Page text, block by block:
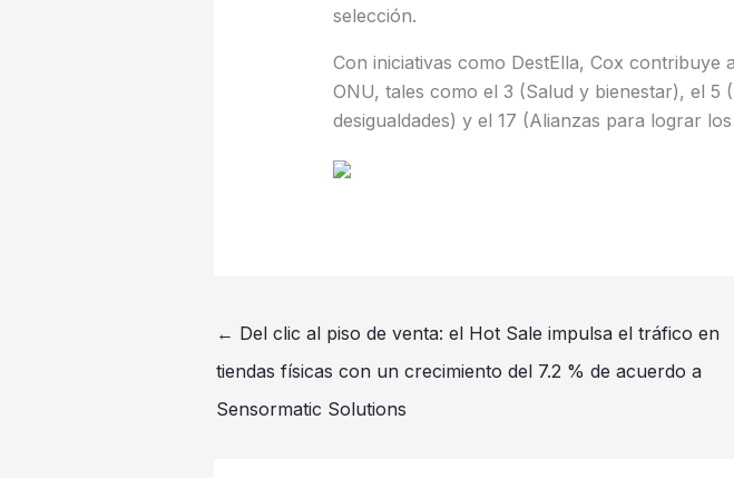
selección.
Con iniciativas como DestElla, Cox contribuye
ONU, tales como el 3 (Salud y bienestar), el 5
desigualdades) y el 17 (Alianzas para lograr
← Del clic al piso de venta: el Hot Sale impulsa el tráfico en
tiendas físicas con un crecimiento del 7.2 % de acuerdo a
Sensormatic Solutions